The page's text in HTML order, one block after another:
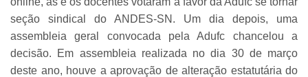
seção sindical do ANDES-SN. Um dia depois, uma
assembleia geral convocada pela Adufc chancelou a
decisão. Em assembleia realizada no dia 30 de março
deste ano, houve a aprovação de alteração estatutária do